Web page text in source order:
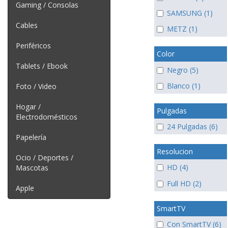
Gaming / Consolas
Cables
Periféricos
Tablets / Ebook
Foto / Video
Hogar /
Electrodomésticos
Papelería
Ocio / Deportes /
Mascotas
Apple
SAMSUNG (1)
METZ (1)
Color
Negro (5)
Blanco (1)
Pulgadas
24 Pulgadas (6)
Resolucion
HD (4)
Full HD (2)
SmartTV
Con SmartTV (6)